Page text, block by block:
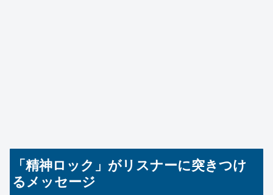
「精神ロック」がリスナーに突きつけ
るメッセージ